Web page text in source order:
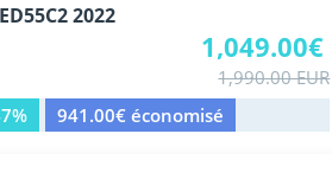
2022
1,049.00€
1,990.00 EUR
941.00€ économisé